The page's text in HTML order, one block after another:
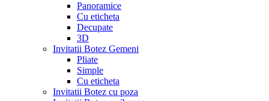
Panoramice
Cu eticheta
Decupate
3D
Invitatii Botez Gemeni
Pliate
Simple
Cu eticheta
Invitatii Botez cu poza